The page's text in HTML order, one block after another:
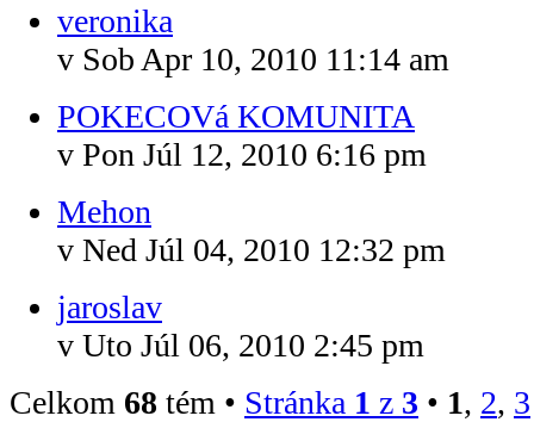
veronika
v Sob Apr 10, 2010 11:14 am
POKECOVá KOMUNITA
v Pon Júl 12, 2010 6:16 pm
Mehon
v Ned Júl 04, 2010 12:32 pm
jaroslav
v Uto Júl 06, 2010 2:45 pm
Celkom 68 tém • Stránka 1 z 3 • 1, 2, 3